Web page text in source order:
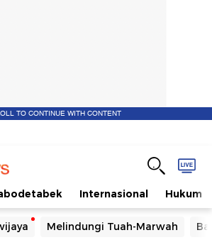
TO CONTINUE WITH CONTENT
Internasional Hukum
Melindungi Tuah-Marwah